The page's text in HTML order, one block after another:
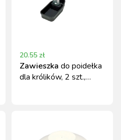
20.55 zł
Zawieszka do poidełka
dla królików, 2 szt.,